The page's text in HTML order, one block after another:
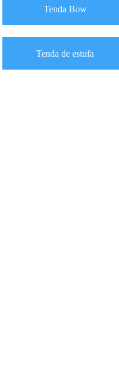
Tenda Bow
Tenda de estufa